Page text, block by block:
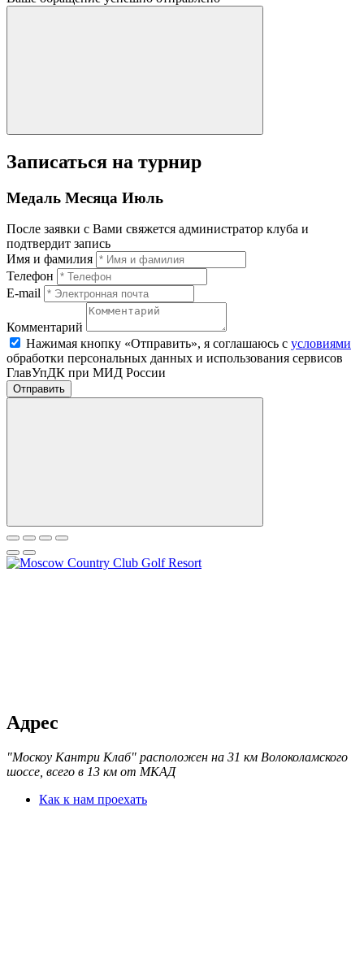
Записаться на турнир
Медаль Месяца Июль
После заявки с Вами свяжется администратор клуба и
подтвердит запись
Имя и фамилия
Телефон
E-mail
Комментарий
Нажимая кнопку «Отправить», я соглашаюсь с условиями
обработки персональных данных и использования сервисов
ГлавУпДК при МИД России
Отправить
Адрес
"Москоу Кантри Клаб" расположен на 31 км Волоколамского
шоссе, всего в 13 км от МКАД
Как к нам проехать